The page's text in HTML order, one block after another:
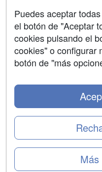
Grupo formazion:
Copyright 2000-2026
Fermín Caballero, 62 -
Puedes aceptar
el botón de "Aceptar
cookies pulsando el
cookies" o configurar
botón de "más
Más